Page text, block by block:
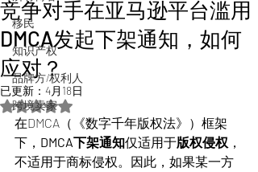
移民
知识产权
品牌方/权利人
跨境卖家
竞争对手在亚马逊平台滥用
DMCA发起下架通知，如何
应对？
已更新： 4月18日
評等為 NaN（最高為 5 顆星）。
在DMCA（《数字千年版权法》）框架
下， DMCA下架通知仅适用于版权侵权 ，
不适用于商标侵权。因此，如果某一方